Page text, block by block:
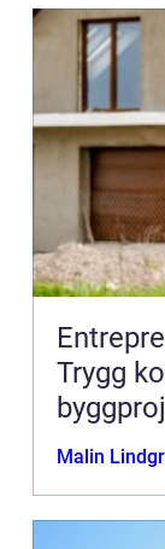
Trygg
Malin